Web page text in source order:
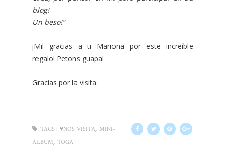
blog!
Un beso!”
¡Mil gracias a ti Mariona por este increíble
regalo! Petons guapa!
Gracias por la visita.
TAGS : ♥NOS VISITA, MINI-
ÁLBUM, TOGA